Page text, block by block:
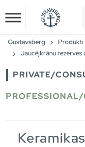
Skip to main content
Gustavsberg Produkti
Jaucējkrānu rezerves
PRIVATE/